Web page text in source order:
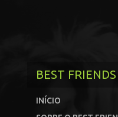
BEST FRIENDS
INÍCIO